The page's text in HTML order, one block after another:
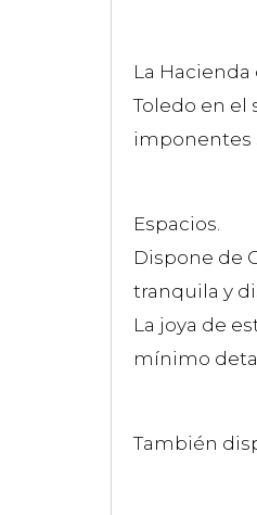
La
Toledo en el
imponentes
Espacios.
Dispone de
tranquila y
La joya de
mínimo
También